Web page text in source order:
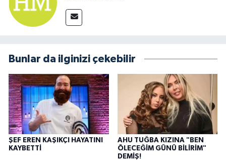
Bunlar da ilginizi çekebilir
ŞEF EREN KAŞIKÇI HAYATINI
KAYBETTİ
AHU TUĞBA KIZINA "BEN
ÖLECEĞİM GÜNÜ BİLİRİM"
DEMİŞ!